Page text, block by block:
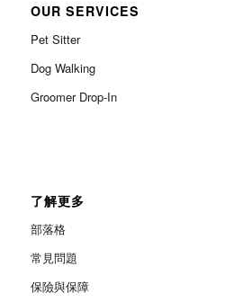
OUR SERVICES
Pet Sitter
Dog Walking
Groomer Drop-In
了解更多
部落格
常見問題
保險與保障